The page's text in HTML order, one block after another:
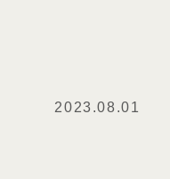
2023.08.01